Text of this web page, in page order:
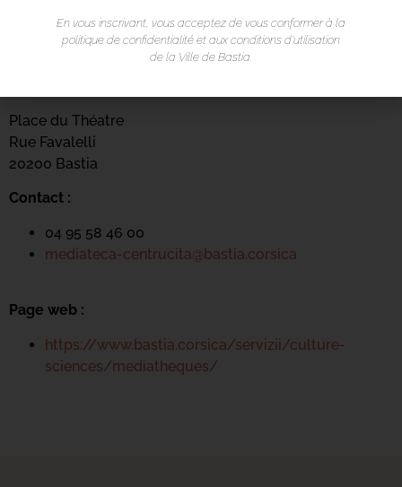
LIEU DE L'ÉVÉNEMENT
Place du Théatre
Rue Favalelli
20200 Bastia
Contact :
04 95 58 46 00
mediateca-centrucita@bastia.corsica
Page web :
https://www.bastia.corsica/servizii/culture-
sciences/mediatheques/
En vous inscrivant, vous acceptez de vous conformer à la
politique de confidentialité et aux conditions d’utilisation
de la Ville de Bastia.